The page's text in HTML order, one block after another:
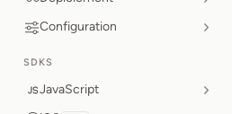
Configuration
SDKS
JavaScript